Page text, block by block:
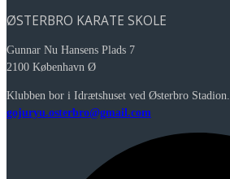
ØSTERBRO KARATE SKOLE
Gunnar Nu Hansens Plads 7
2100 København Ø
Klubben bor i Idrætshuset ved Østerbro Stadion.
gojuryu.osterbro@gmail.com